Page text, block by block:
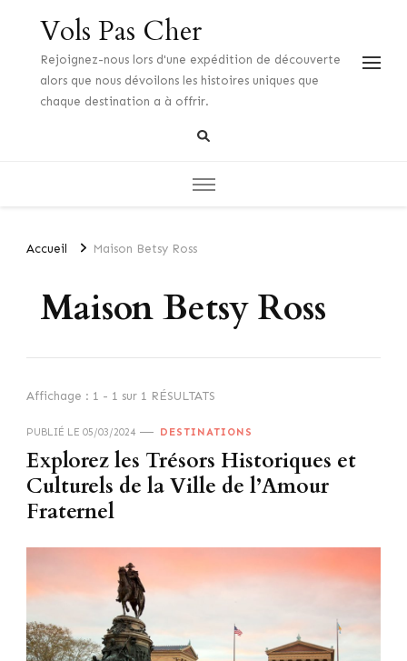
Vols Pas Cher
Rejoignez-nous lors d'une expédition de découverte
alors que nous dévoilons les histoires uniques que
chaque destination a à offrir.
Accueil Maison Betsy Ross
Maison Betsy Ross
Affichage : 1 - 1 sur 1 RÉSULTATS
PUBLIÉ LE 05/03/2024 DESTINATIONS
Explorez les Trésors Historiques et
Culturels de la Ville de l’Amour
Fraternel